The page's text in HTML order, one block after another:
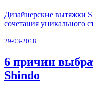
Дизайнерские вытяжки
сочетания уникального
29-03-2018
6 причин
Shindo